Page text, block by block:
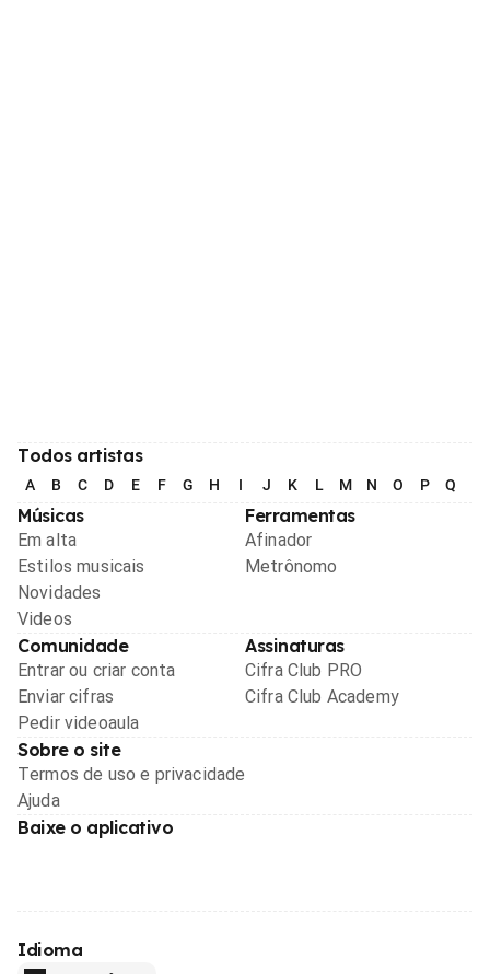
Todos artistas
A B C D E F G H I J K L M N O P Q
Músicas
Em alta
Estilos musicais
Novidades
Videos
Ferramentas
Afinador
Metrônomo
Comunidade
Entrar ou criar conta
Enviar cifras
Pedir videoaula
Assinaturas
Cifra Club PRO
Cifra Club Academy
Sobre o site
Termos de uso e privacidade
Ajuda
Baixe o aplicativo
Idioma